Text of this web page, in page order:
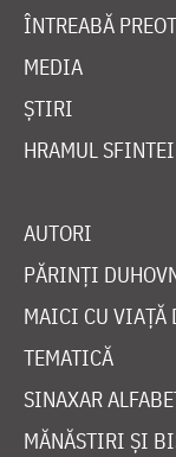
ÎNTREABĂ
MEDIA
ȘTIRI
HRAMUL
AUTORI
PĂRINȚI
MAICI CU VIAȚĂ
TEMATICĂ
SINAXAR
MĂNĂSTIRI ȘI